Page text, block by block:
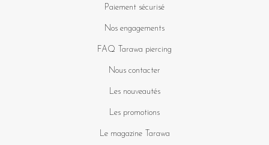
Paiement sécurisé
Nos engagements
FAQ Tarawa piercing
Nous contacter
Les nouveautés
Les promotions
Le magazine Tarawa